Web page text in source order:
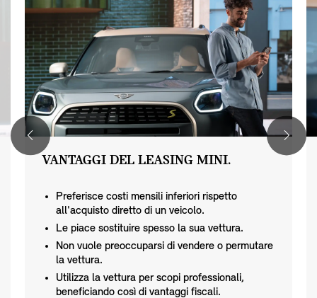
VANTAGGI DEL LEASING MINI.
Preferisce costi mensili inferiori rispetto
all'acquisto diretto di un veicolo.
Le piace sostituire spesso la sua vettura.
Non vuole preoccuparsi di vendere o permutare
la vettura.
Utilizza la vettura per scopi professionali,
beneficiando così di vantaggi fiscali.